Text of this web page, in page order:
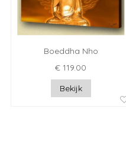
Boeddha Nho
€ 119.00
Bekijk